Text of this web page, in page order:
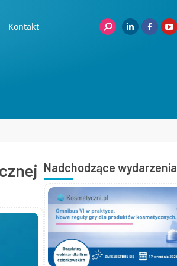
Kontakt
Nadchodzące wydarzenia